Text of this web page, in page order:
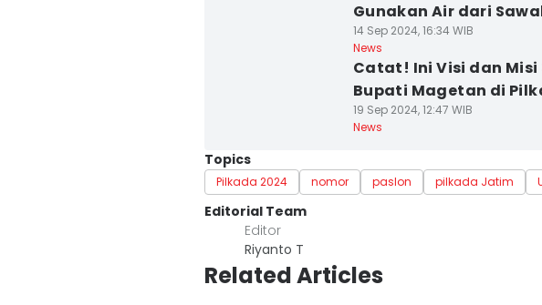
Gunakan Air dari
14 Sep 2024, 16:34 WIB
News
Catat! Ini Visi dan Misi
Bupati Magetan di
19 Sep 2024, 12:47 WIB
News
Topics
Pilkada 2024 nomor paslon pilkada Jatim
Editorial Team
Editor
Riyanto T
Related Articles